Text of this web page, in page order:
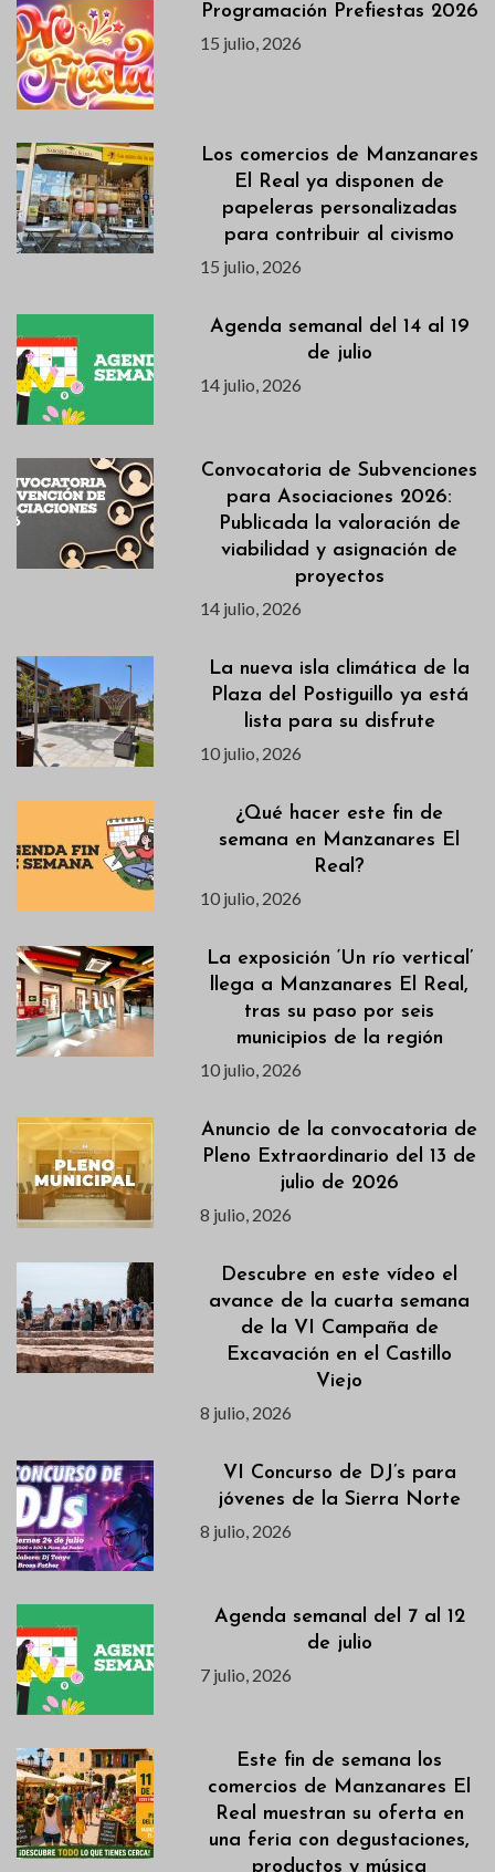
Programación Prefiestas 2026
15 julio, 2026
Los comercios de Manzanares
El Real ya disponen de
papeleras personalizadas
para contribuir al civismo
15 julio, 2026
Agenda semanal del 14 al 19
de julio
14 julio, 2026
Convocatoria de Subvenciones
para Asociaciones 2026:
Publicada la valoración de
viabilidad y asignación de
proyectos
14 julio, 2026
La nueva isla climática de la
Plaza del Postiguillo ya está
lista para su disfrute
10 julio, 2026
¿Qué hacer este fin de
semana en Manzanares El
Real?
10 julio, 2026
La exposición ‘Un río vertical’
llega a Manzanares El Real,
tras su paso por seis
municipios de la región
10 julio, 2026
Anuncio de la convocatoria de
Pleno Extraordinario del 13 de
julio de 2026
8 julio, 2026
Descubre en este vídeo el
avance de la cuarta semana
de la VI Campaña de
Excavación en el Castillo
Viejo
8 julio, 2026
VI Concurso de DJ’s para
jóvenes de la Sierra Norte
8 julio, 2026
Agenda semanal del 7 al 12
de julio
7 julio, 2026
Este fin de semana los
comercios de Manzanares El
Real muestran su oferta en
una feria con degustaciones,
productos y música